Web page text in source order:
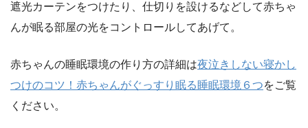
遮光カーテンをつけたり、仕切りを設けるなどして赤ちゃ
んが眠る部屋の光をコントロールしてあげて。
赤ちゃんの睡眠環境の作り方の詳細は夜泣きしない寝かし
つけのコツ！赤ちゃんがぐっすり眠る睡眠環境６つをご覧
ください。